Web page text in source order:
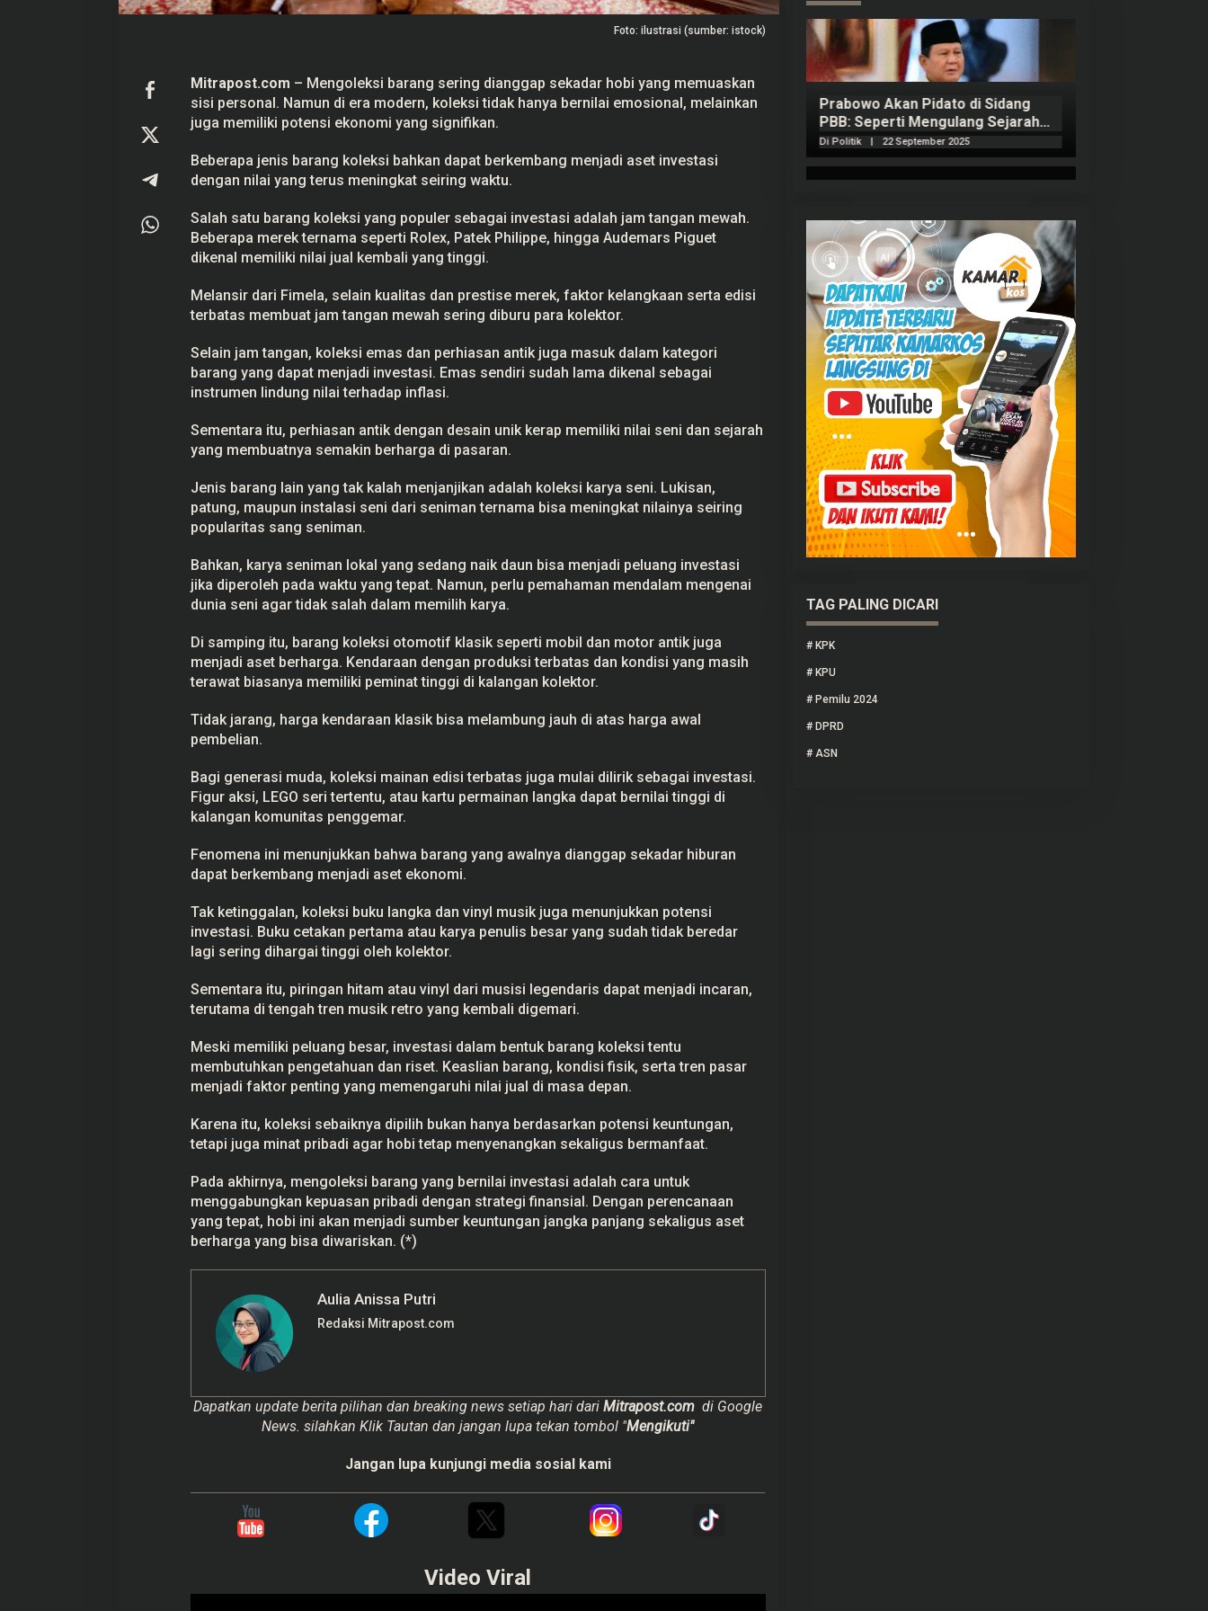
J
a
P
a
n
n
Foto: ilustrasi (sumber: istock)
Mitrapost.com – Mengoleksi barang sering dianggap sekadar hobi yang memuaskan
sisi personal. Namun di era modern, koleksi tidak hanya bernilai emosional, melainkan
juga memiliki potensi ekonomi yang signifikan.
Beberapa jenis barang koleksi bahkan dapat berkembang menjadi aset investasi
dengan nilai yang terus meningkat seiring waktu.
Salah satu barang koleksi yang populer sebagai investasi adalah jam tangan mewah.
Beberapa merek ternama seperti Rolex, Patek Philippe, hingga Audemars Piguet
dikenal memiliki nilai jual kembali yang tinggi.
Melansir dari Fimela, selain kualitas dan prestise merek, faktor kelangkaan serta edisi
terbatas membuat jam tangan mewah sering diburu para kolektor.
Selain jam tangan, koleksi emas dan perhiasan antik juga masuk dalam kategori
barang yang dapat menjadi investasi. Emas sendiri sudah lama dikenal sebagai
instrumen lindung nilai terhadap inflasi.
Sementara itu, perhiasan antik dengan desain unik kerap memiliki nilai seni dan sejarah
yang membuatnya semakin berharga di pasaran.
Jenis barang lain yang tak kalah menjanjikan adalah koleksi karya seni. Lukisan,
patung, maupun instalasi seni dari seniman ternama bisa meningkat nilainya seiring
popularitas sang seniman.
Bahkan, karya seniman lokal yang sedang naik daun bisa menjadi peluang investasi
jika diperoleh pada waktu yang tepat. Namun, perlu pemahaman mendalam mengenai
dunia seni agar tidak salah dalam memilih karya.
Di samping itu, barang koleksi otomotif klasik seperti mobil dan motor antik juga
menjadi aset berharga. Kendaraan dengan produksi terbatas dan kondisi yang masih
terawat biasanya memiliki peminat tinggi di kalangan kolektor.
Tidak jarang, harga kendaraan klasik bisa melambung jauh di atas harga awal
pembelian.
Bagi generasi muda, koleksi mainan edisi terbatas juga mulai dilirik sebagai investasi.
Figur aksi, LEGO seri tertentu, atau kartu permainan langka dapat bernilai tinggi di
kalangan komunitas penggemar.
Fenomena ini menunjukkan bahwa barang yang awalnya dianggap sekadar hiburan
dapat berkembang menjadi aset ekonomi.
Tak ketinggalan, koleksi buku langka dan vinyl musik juga menunjukkan potensi
investasi. Buku cetakan pertama atau karya penulis besar yang sudah tidak beredar
lagi sering dihargai tinggi oleh kolektor.
Sementara itu, piringan hitam atau vinyl dari musisi legendaris dapat menjadi incaran,
terutama di tengah tren musik retro yang kembali digemari.
Meski memiliki peluang besar, investasi dalam bentuk barang koleksi tentu
membutuhkan pengetahuan dan riset. Keaslian barang, kondisi fisik, serta tren pasar
menjadi faktor penting yang memengaruhi nilai jual di masa depan.
Karena itu, koleksi sebaiknya dipilih bukan hanya berdasarkan potensi keuntungan,
tetapi juga minat pribadi agar hobi tetap menyenangkan sekaligus bermanfaat.
Pada akhirnya, mengoleksi barang yang bernilai investasi adalah cara untuk
menggabungkan kepuasan pribadi dengan strategi finansial. Dengan perencanaan
yang tepat, hobi ini akan menjadi sumber keuntungan jangka panjang sekaligus aset
berharga yang bisa diwariskan. (*)
Aulia Anissa Putri
Redaksi Mitrapost.com
Dapatkan update berita pilihan dan breaking news setiap hari dariMitrapost.com di Google
News. silahkan Klik Tautan dan jangan lupa tekan tombol "Mengikuti"
Jangan lupa kunjungi media sosial kami
Video Viral
Gerindra Tuding Ketua Pansus ‘Ada
Prabowo Akan Pidato di Sidang
PBB: Seperti Mengulang Sejarah
Sang Ayah
Di Politik | 22 September 2025
TAG PALING DICARI
# KPK
# KPU
# Pemilu 2024
# DPRD
# ASN